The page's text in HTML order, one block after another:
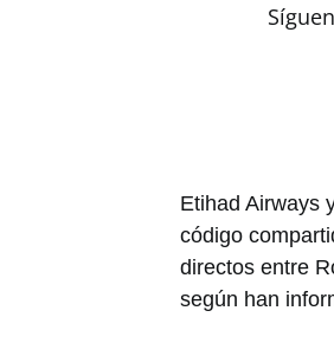
Etihad Airways
código
directos entre
según han